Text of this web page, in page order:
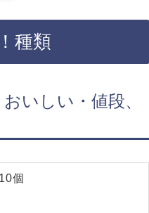
種類
いしい・値段、
個